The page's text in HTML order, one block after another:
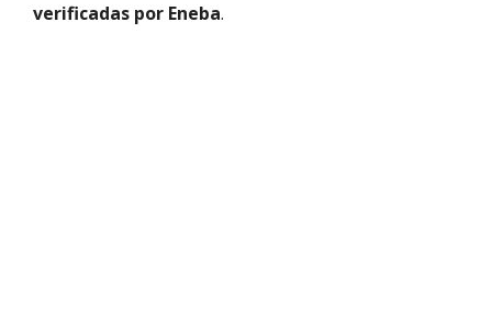
verificadas por Eneba.